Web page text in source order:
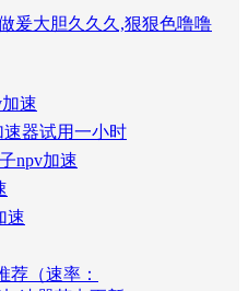
爰大胆久久久,狠狠色噜噜
速
器试用一小时
npv加速
速
荐（速率：